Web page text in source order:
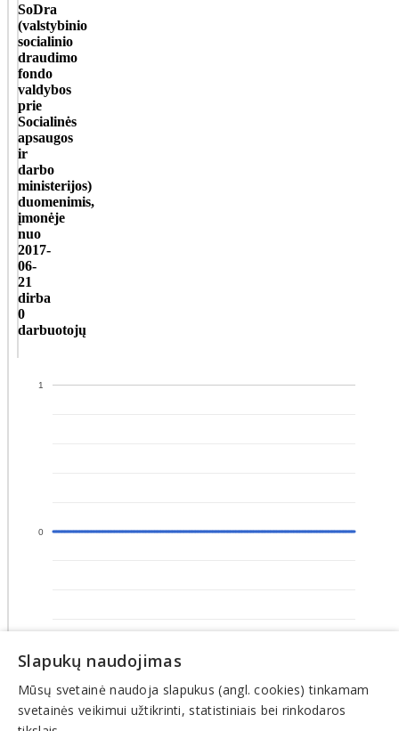
SoDra
(valstybinio
socialinio
draudimo
fondo
valdybos
prie
Socialinės
apsaugos
ir
darbo
ministerijos)
duomenimis,
įmonėje
nuo
2017-
06-
21
dirba
0
darbuotojų
2025-08-062025-08-192025-09-012025-09-142025-09-272025-10-102025-10-232025-11-052025-11-182025-12-012025-12-142025-12-272026-01-092026-01-222026-02-042026-02-172026-03-022026-03-152026-03-282026-04-102026-04-232026-05-062026-05-192026-06-012026-06-142026-06-272026-07-102026-07-23
0
1
Slapukų naudojimas
Mūsų svetainė naudoja slapukus (angl. cookies) tinkamam
svetainės veikimui užtikrinti, statistiniais bei rinkodaros